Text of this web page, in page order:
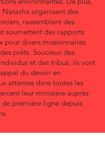
organisent des
rassemblent des
soumettent des rapports
pour divers missionnaires
prêts. Soucieux des
et des tribus, ils vont
du devoir en
attentes dans toutes les
leur ministère auprès
de première ligne depuis